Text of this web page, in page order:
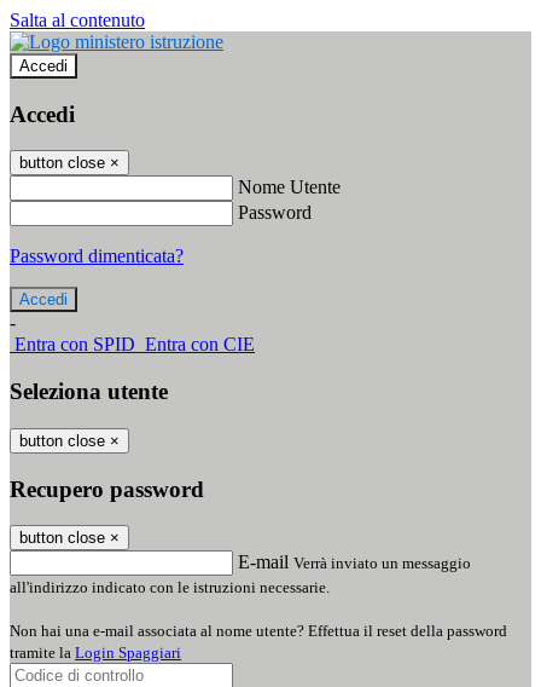
Salta al contenuto
Accedi
Accedi
button close ×
Nome Utente
Password
Password dimenticata?
-
Entra con SPID Entra con CIE
Seleziona utente
button close ×
Recupero password
button close ×
E-mail Verrà inviato un messaggio
all'indirizzo indicato con le istruzioni necessarie.
Non hai una e-mail associata al nome utente? Effettua il reset della password
tramite la Login Spaggiari